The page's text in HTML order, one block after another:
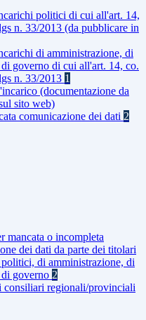
politici di cui all'art. 14,
n. 33/2013 (da pubblicare in
di amministrazione, di
governo di cui all'art. 14, co.
n. 33/2013 1
(documentazione da
sito web)
comunicazione dei dati 2
mancata o incompleta
dei dati da parte dei titolari
di amministrazione, di
governo 2
consiliari regionali/provinciali